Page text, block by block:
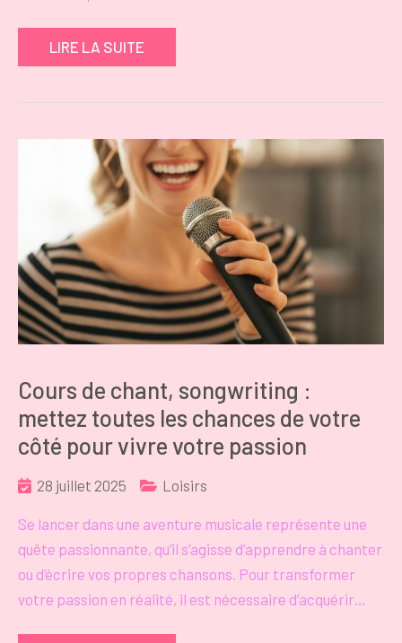
LIRE LA SUITE
Cours de chant, songwriting :
mettez toutes les chances de votre
côté pour vivre votre passion
28 juillet 2025 Loisirs
Se lancer dans une aventure musicale représente une
quête passionnante, qu’il s’agisse d’apprendre à chanter
ou d’écrire vos propres chansons. Pour transformer
votre passion en réalité, il est nécessaire d’acquérir…